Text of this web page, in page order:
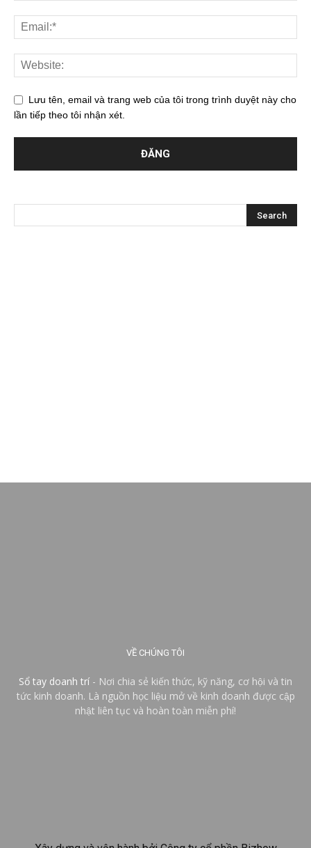
Lưu tên, email và trang web của tôi trong trình duyệt này cho
lần tiếp theo tôi nhận xét.
VỀ CHÚNG TÔI
Sổ tay doanh trí - Nơi chia sẻ kiến thức, kỹ năng, cơ hội và tin
tức kinh doanh. Là nguồn học liệu mở về kinh doanh được cập
nhật liên tục và hoàn toàn miễn phí!